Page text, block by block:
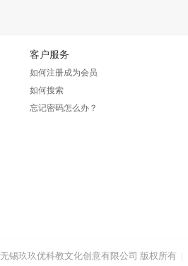
客户服务
如何注册成为会员
如何搜索
忘记密码怎么办？
无锡玖玖优科教文化创意有限公司 版权所有 |